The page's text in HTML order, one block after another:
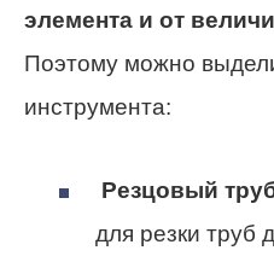
элемента и от
Поэтому можно
инструмента:
Резцовый
для резки труб